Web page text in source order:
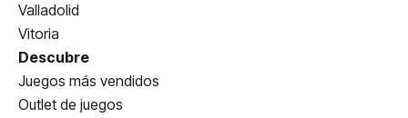
Valladolid
Vitoria
Descubre
Juegos más vendidos
Outlet de juegos